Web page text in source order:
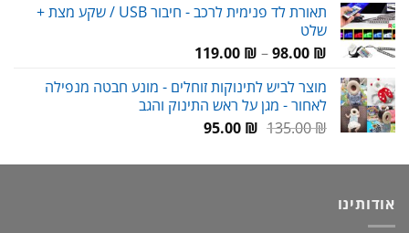
תאורת לד פנימית לרכב - חיבור USB / שקע מצת +
שלט
98.00 ₪
–
119.00 ₪
עד
מוצר לביש לתינוקות זוחלים - מונע חבטה מנפילה
לאחור - מגן על ראש התינוק והגב
135.00₪
המחיר
היה:
95.00 ₪
המחיר
הוא:
אודותינו